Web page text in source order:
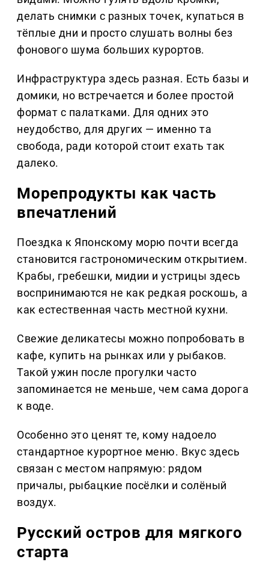
делать снимки с разных точек, купаться в
тёплые дни и просто слушать волны без
фонового шума больших курортов.
Инфраструктура здесь разная. Есть базы и
домики, но встречается и более простой
формат с палатками. Для одних это
неудобство, для других — именно та
свобода, ради которой стоит ехать так
далеко.
Морепродукты как часть
впечатлений
Поездка к Японскому морю почти всегда
становится гастрономическим открытием.
Крабы, гребешки, мидии и устрицы здесь
воспринимаются не как редкая роскошь, а
как естественная часть местной кухни.
Свежие деликатесы можно попробовать в
кафе, купить на рынках или у рыбаков.
Такой ужин после прогулки часто
запоминается не меньше, чем сама дорога
к воде.
Особенно это ценят те, кому надоело
стандартное курортное меню. Вкус здесь
связан с местом напрямую: рядом
причалы, рыбацкие посёлки и солёный
воздух.
Русский остров для мягкого
старта